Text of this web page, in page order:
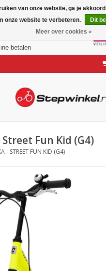
betalen
uitproberen
Street Fun Kid (G4)
- STREET FUN KID (G4)
van onze website, ga je
onze website te verbeteren.
Dit
Meer over cookies »